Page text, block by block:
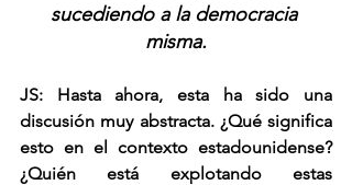
sucediendo a la democracia
misma.
JS: Hasta ahora, esta ha sido una
discusión muy abstracta. ¿Qué significa
esto en el contexto estadounidense?
¿Quién está explotando estas